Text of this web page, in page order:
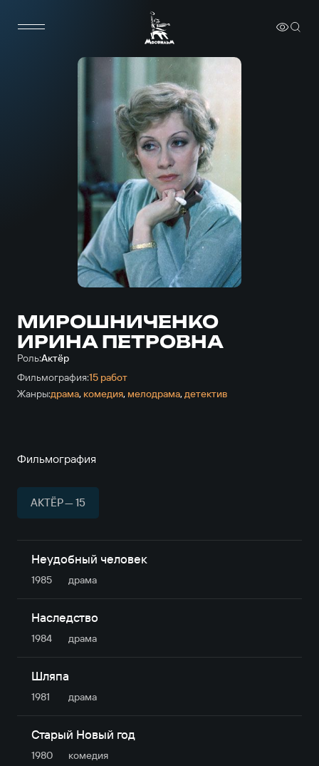
МИРОШНИЧЕНКО
ИРИНА ПЕТРОВНА
Роль:Актёр
Фильмография:15 работ
Жанры:драма, комедия, мелодрама, детектив
Фильмография
АКТЁР — 15
Неудобный человек
1985 драма
Наследство
1984 драма
Шляпа
1981 драма
Старый Новый год
1980 комедия